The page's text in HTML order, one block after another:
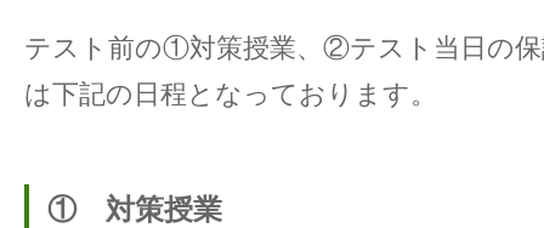
テスト前の①対策授業、②テスト当日の
は下記の日程となっております。
① 対策授業